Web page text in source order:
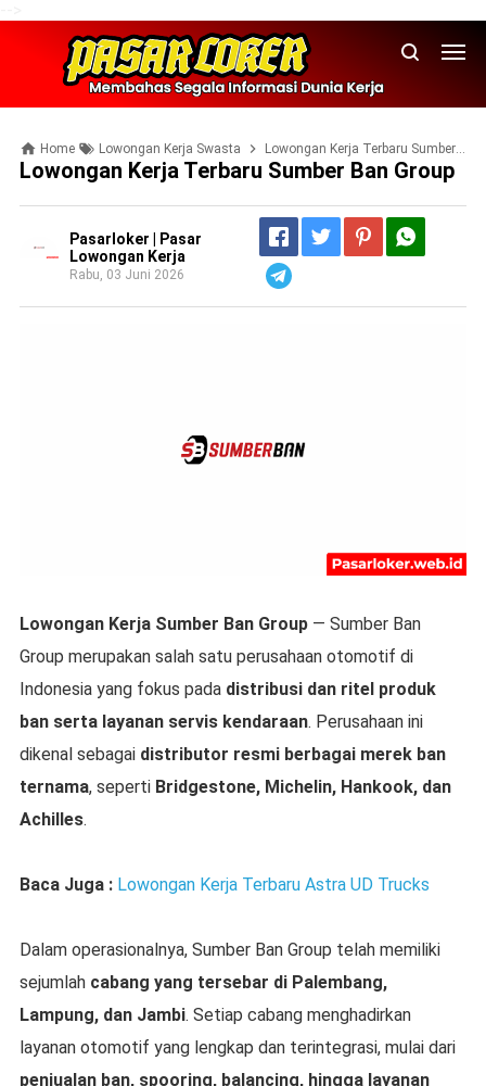
Home Lowongan Kerja Swasta Lowongan Kerja Terbaru Sumber Ban Group
Lowongan Kerja Terbaru Sumber Ban Group
Pasarloker | Pasar
Lowongan Kerja
Rabu, 03 Juni 2026
Lowongan Kerja Sumber Ban Group — Sumber Ban
Group merupakan salah satu perusahaan otomotif di
Indonesia yang fokus pada distribusi dan ritel produk
ban serta layanan servis kendaraan. Perusahaan ini
dikenal sebagai distributor resmi berbagai merek ban
ternama, seperti Bridgestone, Michelin, Hankook, dan
Achilles.
Baca Juga : Lowongan Kerja Terbaru Astra UD Trucks
Dalam operasionalnya, Sumber Ban Group telah memiliki
sejumlah cabang yang tersebar di Palembang,
Lampung, dan Jambi. Setiap cabang menghadirkan
layanan otomotif yang lengkap dan terintegrasi, mulai dari
penjualan ban, spooring, balancing, hingga layanan